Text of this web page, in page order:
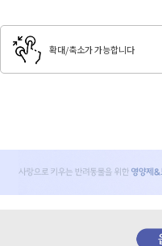
확대/축소가 가능합니다